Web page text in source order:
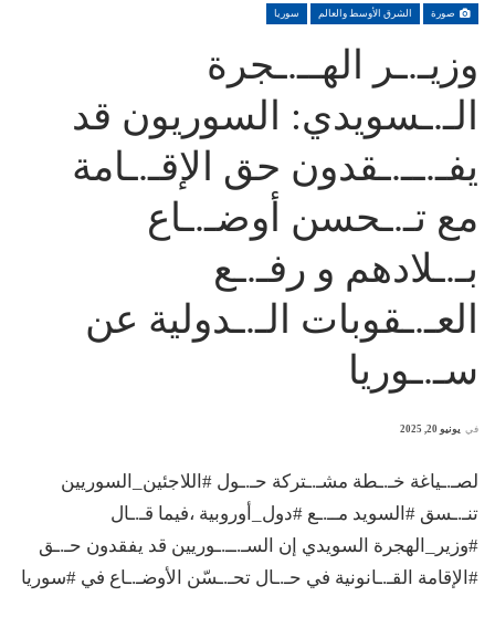
صورة الشرق الأوسط والعالم سوريا
وزيـ.ـر الهــ.ـجرة
الـ.ـسويدي: السوريون قد
يفـ.ــ.ـقدون حق الإقـ.ـامة
مع تـ.ـحسن أوضـ.ـاع
بـ.ـلادهم و رفـ.ـع
العـ.ـقوبات الـ.ـدولية عن
سـ.ـوريا
في يونيو 20, 2025
لصـ.ـياغة خـ.ـطة مشـ.ـتركة حـ.ـول #اللاجئين_السوريين
تنـ.ـسق #السويد مــ.ـع #دول_أوروبية ،فيما قـ.ـال
#وزير_الهجرة السويدي إن السـ.ــ.ـوريين قد يفقدون حـ.ـق
#الإقامة القـ.ـانونية في حـ.ـال تحـ.ـسّن الأوضـ.ـاع في #سوريا